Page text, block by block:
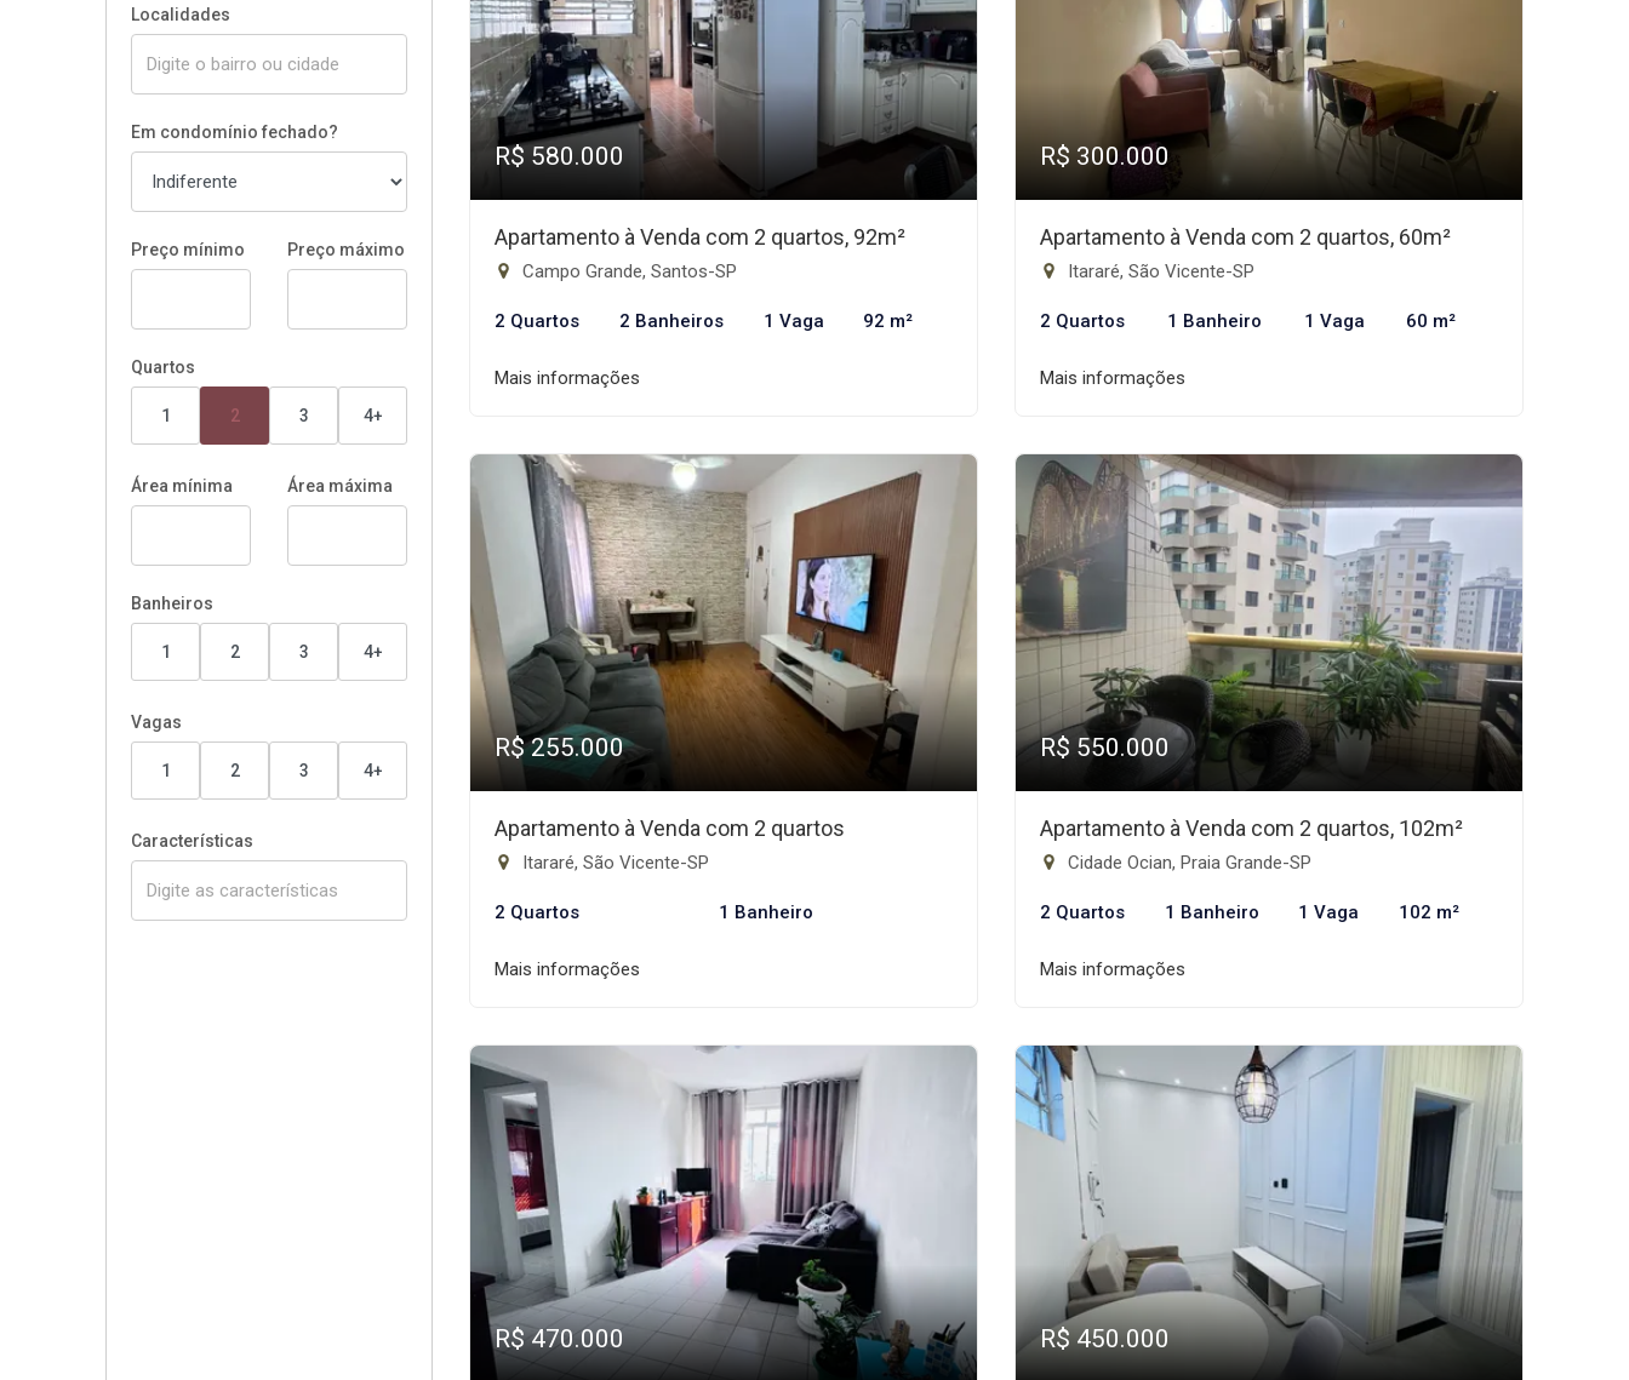
Localidades
Em condomínio fechado?
Preço mínimo Preço máximo
Quartos
1 2 3 4+
Área mínima Área máxima
Banheiros
1 2 3 4+
Vagas
1 2 3 4+
Características
R$ 580.000
Apartamento à Venda com 2 quartos, 92m²
Campo Grande, Santos-SP
2 Quartos 2 Banheiros 1 Vaga 92 m²
Mais informações
R$ 300.000
Apartamento à Venda com 2 quartos, 60m²
Itararé, São Vicente-SP
2 Quartos 1 Banheiro 1 Vaga 60 m²
Mais informações
R$ 255.000
Apartamento à Venda com 2 quartos
Itararé, São Vicente-SP
2 Quartos 1 Banheiro
Mais informações
R$ 550.000
Apartamento à Venda com 2 quartos, 102m²
Cidade Ocian, Praia Grande-SP
2 Quartos 1 Banheiro 1 Vaga 102 m²
Mais informações
R$ 470.000 R$ 450.000